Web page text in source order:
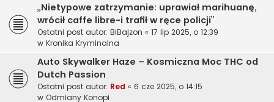
„Nietypowe zatrzymanie: uprawiał marihuanę,
wrócił caffe libre-i trafił w ręce policji”
Ostatni post autor: BiBajzon « 17 lip 2025, o 12:39
w Kronika Kryminalna
Auto Skywalker Haze – Kosmiczna Moc THC od
Dutch Passion
Ostatni post autor: Red « 6 cze 2025, o 14:15
w Odmiany Konopi